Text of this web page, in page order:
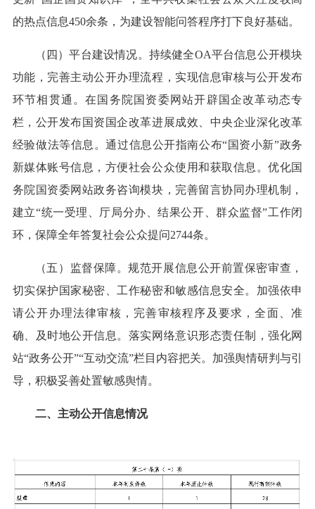
的热点信息450余条，为建设智能问答程序打下良好基础。
（四）平台建设情况。持续健全OA平台信息公开模块
功能，完善主动公开办理流程，实现信息审核与公开发布
环节相贯通。在国务院国资委网站开辟国企改革动态专
栏，公开发布国资国企改革进展成效、中央企业深化改革
经验做法等信息。通过信息公开指南公布“国资小新”政务
新媒体账号信息，方便社会公众使用和获取信息。优化国
务院国资委网站政务咨询模块，完善留言协同办理机制，
建立“统一受理、厅局分办、结果公开、群众监督”工作闭
环，保障全年答复社会公众提问2744条。
（五）监督保障。规范开展信息公开前置保密审查，
切实保护国家秘密、工作秘密和敏感信息安全。加强依申
请公开办理法律审核，完善审核程序及要求，全面、准
确、及时地公开信息。落实网络意识形态责任制，强化网
站“政务公开”“互动交流”栏目内容把关。加强舆情研判与引
导，积极妥善处置敏感舆情。
二、主动公开信息情况